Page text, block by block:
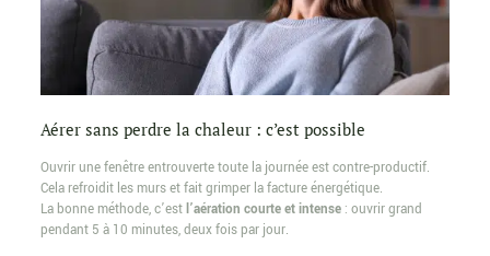
Aérer sans perdre la chaleur : c’est possible
Ouvrir une fenêtre entrouverte toute la journée est contre-productif.
Cela refroidit les murs et fait grimper la facture énergétique.
La bonne méthode, c’estl’aération courte et intense: ouvrir grand
pendant 5 à 10 minutes, deux fois par jour.